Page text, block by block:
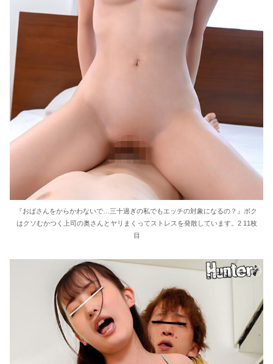
『おばさんをからかわないで…三十過ぎの私でもエッチの対象になるの？』ボク
はクソむかつく上司の奥さんとヤリまくってストレスを発散しています。2 11枚
目